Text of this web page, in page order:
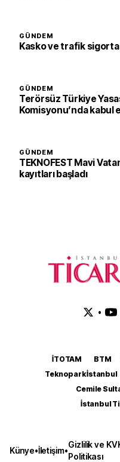
GÜNDEM
Kasko ve trafik
GÜNDEM
Terörsüz Türkiye
Komisyonu’nda kabul
GÜNDEM
TEKNOFEST Mavi
kayıtları başladı
•
İTOTAM BTM
Teknopark İstanbul
Cemile
İstanbul
Künye•İletişim•
Gizlilik ve
Politikası